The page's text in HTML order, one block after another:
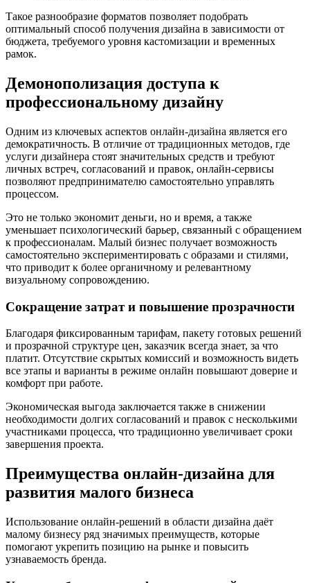
Такое разнообразие форматов позволяет подобрать
оптимальный способ получения дизайна в зависимости от
бюджета, требуемого уровня кастомизации и временных
рамок.
Демонополизация доступа к
профессиональному дизайну
Одним из ключевых аспектов онлайн-дизайна является его
демократичность. В отличие от традиционных методов, где
услуги дизайнера стоят значительных средств и требуют
личных встреч, согласований и правок, онлайн-сервисы
позволяют предпринимателю самостоятельно управлять
процессом.
Это не только экономит деньги, но и время, а также
уменьшает психологический барьер, связанный с обращением
к профессионалам. Малый бизнес получает возможность
самостоятельно экспериментировать с образами и стилями,
что приводит к более органичному и релевантному
визуальному сопровождению.
Сокращение затрат и повышение прозрачности
Благодаря фиксированным тарифам, пакету готовых решений
и прозрачной структуре цен, заказчик всегда знает, за что
платит. Отсутствие скрытых комиссий и возможность видеть
все этапы и варианты в режиме онлайн повышают доверие и
комфорт при работе.
Экономическая выгода заключается также в снижении
необходимости долгих согласований и правок с несколькими
участниками процесса, что традиционно увеличивает сроки
завершения проекта.
Преимущества онлайн-дизайна для
развития малого бизнеса
Использование онлайн-решений в области дизайна даёт
малому бизнесу ряд значимых преимуществ, которые
помогают укрепить позицию на рынке и повысить
узнаваемость бренда.